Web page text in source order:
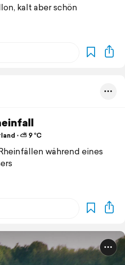
kalt aber schön
⋅ ⛅ 9 °C
während eines